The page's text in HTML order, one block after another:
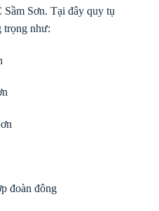
Sầm Sơn. Tại đây quy tụ
trọng như:
đoàn đông